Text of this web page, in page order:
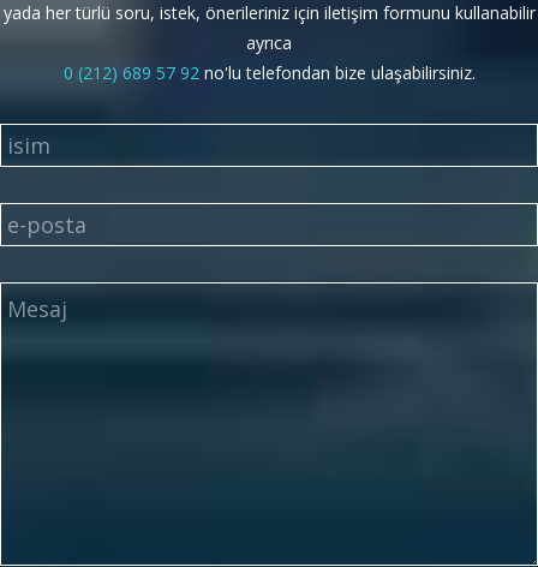
yada her türlü soru, istek, önerileriniz için iletişim formunu kullanabilir
ayrıca
0 (212) 689 57 92no'lu telefondan bize ulaşabilirsiniz.